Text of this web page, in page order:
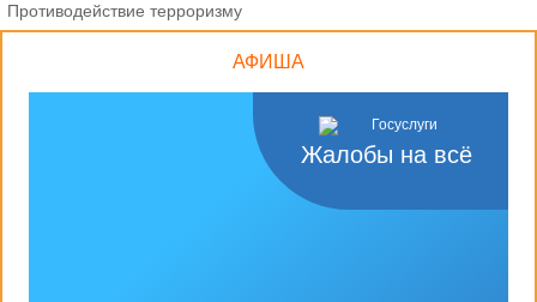
Противодействие терроризму
АФИША
Жалобы на всё